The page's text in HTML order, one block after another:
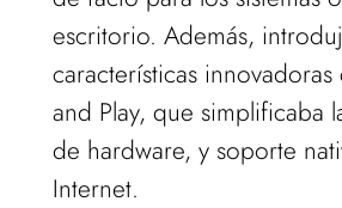
escritorio. Además,
características
and Play, que simplificaba
de hardware, y soporte
Internet.